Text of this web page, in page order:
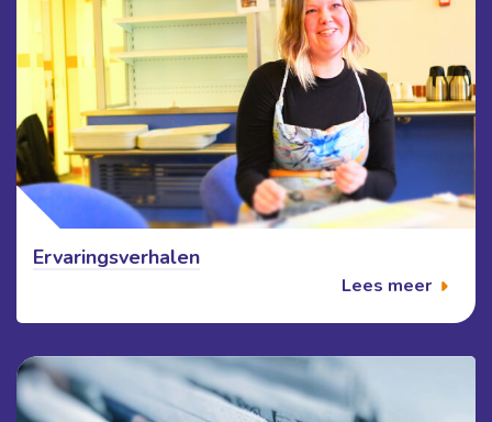
Ervaringsverhalen
Lees meer